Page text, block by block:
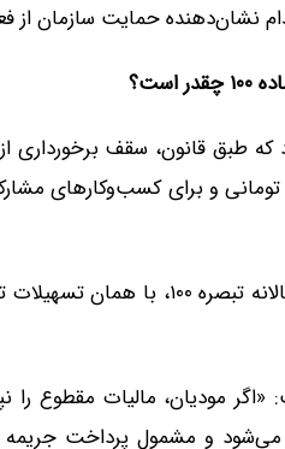
نشان‌دهنده حمایت سازمان از
او ادامه داد: «برای افراد بالای سقف
مودیان، مالیات مقطوع را
می‌شود و مشمول پرداخت